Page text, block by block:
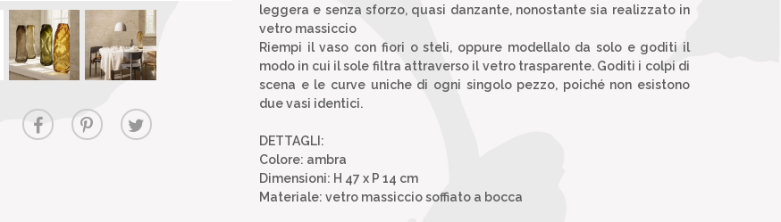
leggera e senza sforzo, quasi danzante, nonostante sia realizzato in
vetro massiccio
Riempi il vaso con fiori o steli, oppure modellalo da solo e goditi il
modo in cui il sole filtra attraverso il vetro trasparente. Goditi i colpi di
scena e le curve uniche di ogni singolo pezzo, poiché non esistono
due vasi identici.
DETTAGLI:
Colore: ambra
Dimensioni: H 47 x P 14 cm
Materiale: vetro massiccio soffiato a bocca